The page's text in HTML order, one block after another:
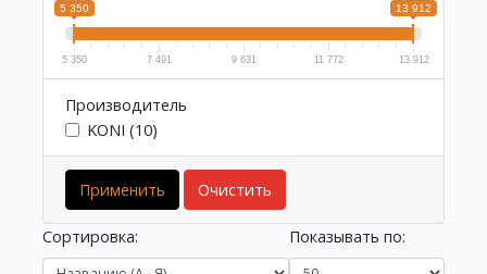
5 350 13 912
5 350 7 491 9 631 11 772 13 912
Производитель
KONI (10)
Применить Очистить
Сортировка: Показывать по: